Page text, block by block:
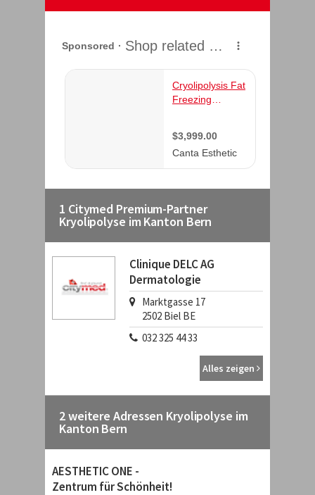
1 Citymed Premium-Partner
Kryolipolyse im Kanton Bern
Clinique DELC AG
Dermatologie
Marktgasse 17
2502 Biel BE
032 325 44 33
Alles zeigen
2 weitere Adressen Kryolipolyse im
Kanton Bern
AESTHETIC ONE -
Zentrum für Schönheit!